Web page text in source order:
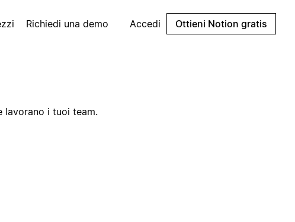
Richiedi una demo Accedi Ottieni Notion gratis
lavorano i tuoi team.